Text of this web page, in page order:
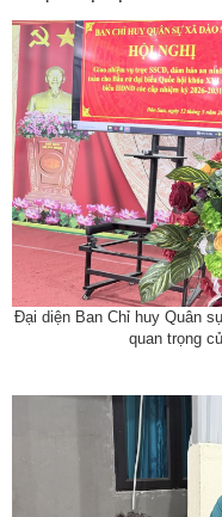
Đại diện Ban Chỉ huy Quân
quan trọng